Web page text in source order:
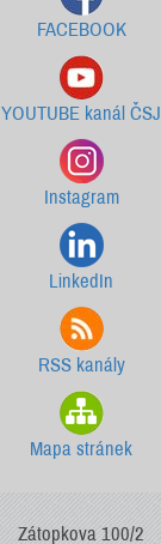
FACEBOOK
YOUTUBE kanál ČSJ
Instagram
LinkedIn
RSS kanály
Mapa stránek
Zátopkova 100/2